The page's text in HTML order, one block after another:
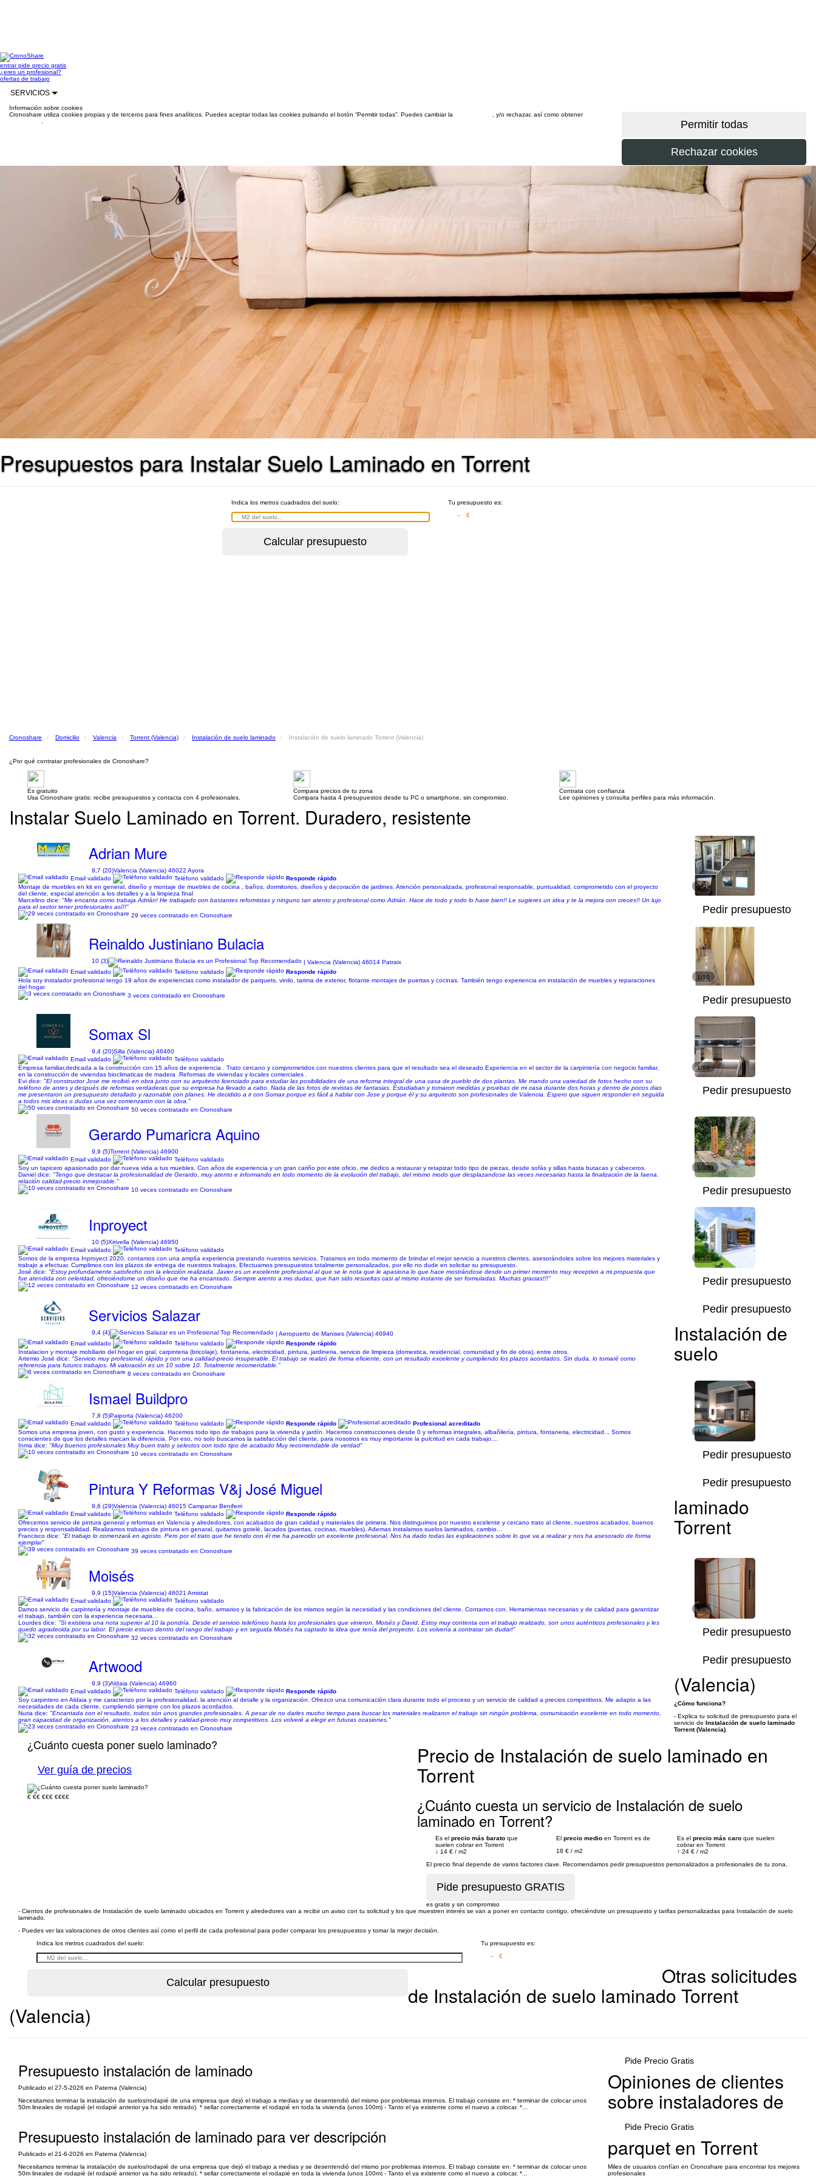
entrarpide precio gratis
¿eres un profesional?
ofertas de trabajo
SERVICIOS
Información sobre cookies
Cronoshare utiliza cookies propias y de terceros para fines analíticos. Puedes aceptar todas las cookies pulsando el botón “Permitir todas”. Puedes cambiar la
, y/o rechazar, así como obtener
Presupuestos para Instalar Suelo Laminado en Torrent
Indica los metros cuadrados del suelo:
Tu presupuesto es:
– €
Cronoshare Domicilio Valencia Torrent (Valencia) Instalación de suelo laminado Instalación de suelo laminado Torrent (Valencia)
¿Por qué contratar profesionales de Cronoshare?
Es gratuito
Usa Cronoshare gratis: recibe presupuestos y contacta con 4 profesionales.
Compara precios de tu zona
Compara hasta 4 presupuestos desde tu PC o smartphone, sin compromiso.
Contrata con confianza
Lee opiniones y consulta perfiles para más información.
Instalar Suelo Laminado en Torrent. Duradero, resistente
Adrian Mure
9,7 (20)Valencia (Valencia) 46022 Ayora
Email validado
Teléfono validado
Responde rápido
Montaje de muebles en kit en general, diseño y montaje de muebles de cocina , baños, dormitorios, diseños y decoración de jardines. Atención personalizada, profesional responsable, puntualidad, comprometido con el proyecto
del cliente, especial atención a los detalles y a la limpieza final
Marcelino dice: "Me encanta como trabaja Adrián! He trabajado con bastantes reformistas y ninguno tan atento y profesional como Adrián. Hace de todo y todo lo hace bien!! Le sugieres un idea y te la mejora con creces!! Un lujo
para el sector tener profesionales así!!"
29 veces contratado en Cronoshare
1/9
Pedir presupuesto
Reinaldo Justiniano Bulacia
10 (3)
| Valencia (Valencia) 46014 Patraix
Email validado
Teléfono validado
Responde rápido
Hola soy instalador profesional tengo 19 años de experiencias como instalador de parquets, vinilo, tarima de exterior, flotante montajes de puertas y cocinas. También tengo experiencia en instalación de muebles y reparaciones
del hogar
3 veces contratado en Cronoshare
1/10
Pedir presupuesto
Somax Sl
9,4 (20)Silla (Valencia) 46460
Email validado
Teléfono validado
Empresa familiar,dedicada a la construcción con 15 años de experiencia . Trato cercano y comprometidos con nuestros clientes para que el resultado sea el deseado.Experiencia en el sector de la carpintería con negocio familiar,
en la construcción de viviendas bioclimaticas de madera .Reformas de viviendas y locales comerciales .
Evi dice: "El constructor Jose me recibió en obra junto con su arquitecto licenciado para estudiar las posibilidades de una reforma integral de una casa de pueblo de dos plantas. Me mando una variedad de fotos hecho con su
teléfono de antes y después de reformas verdaderas que su empresa ha llevado a cabo. Nada de las fotos de revistas de fantasias. Estudiaban y tomaron medidas y pruebas de mi casa durante dos horas y dentro de pocos dias
me presentaron un presupuesto detallado y razonable con planes. He decidido a ir con Somax porque es fácil a hablar con Jose y porque él y su arquitecto son profesionales de Valencia. Espero que siguen responder en seguida
a todos mis ideas o dudas una vez comenzaron con la obra."
50 veces contratado en Cronoshare
1/99
Pedir presupuesto
Gerardo Pumaricra Aquino
9,9 (5)Torrent (Valencia) 46900
Email validado
Teléfono validado
Soy un tapicero apasionado por dar nueva vida a tus muebles. Con años de experiencia y un gran cariño por este oficio, me dedico a restaurar y retapizar todo tipo de piezas, desde sofás y sillas hasta butacas y cabeceros.
Daniel dice: "Tengo que destacar la profesionalidad de Gerardo, muy atento e informando en todo momento de la evolución del trabajo, del mismo modo que desplazandose las veces necesarias hasta la finalización de la faena.
relación calidad-precio inmejorable."
10 veces contratado en Cronoshare
1/100
Pedir presupuesto
Inproyect
10 (5)Xirivella (Valencia) 46950
Email validado
Teléfono validado
Somos de la empresa Inproyect 2020, contamos con una amplía experiencia prestando nuestros servicios. Tratamos en todo momento de brindar el mejor servicio a nuestros clientes, asesorándoles sobre los mejores materiales y
trabajo a efectuar. Cumplimos con los plazos de entrega de nuestros trabajos. Efectuamos presupuestos totalmente personalizados, por ello no dude en solicitar su presupuesto.
José dice: "Estoy profundamente satisfecho con la elección realizada. Javier es un excelente profesional al que se le nota que le apasiona lo que hace mostrándose desde un primer momento muy receptivo a mi propuesta que
fue atendida con celeridad, ofreciéndome un diseño que me ha encantado. Siempre atento a mis dudas, que han sido resueltas casi al mismo instante de ser formuladas. Muchas gracias!!!"
12 veces contratado en Cronoshare
1/10
Pedir presupuesto
Servicios Salazar
9,4 (4)
| Aeropuerto de Manises (Valencia) 46940
Email validado
Teléfono validado
Responde rápido
Instalacion y montaje mobiliario del hogar en gral, carpinteria (bricolaje), fontaneria, electricidad, pintura, jardineria, servicio de limpieza (domestica, residencial, comunidad y fin de obra), entre otros.
Artemio José dice: "Servicio muy profesional, rápido y con una calidad-precio insuperable. El trabajo se realizó de forma eficiente, con un resultado excelente y cumpliendo los plazos acordados. Sin duda, lo tomaré como
referencia para futuros trabajos. Mi valoración es un 10 sobre 10. Totalmente recomendable."
8 veces contratado en Cronoshare
Pedir presupuesto
Ismael Buildpro
7,8 (5)Paiporta (Valencia) 46200
Email validado
Teléfono validado Responde rápido
Profesional acreditado
Somos una empresa joven, con gusto y experiencia. Hacemos todo tipo de trabajos para la vivienda y jardín. Hacemos construcciones desde 0 y reformas integrales, albañilería, pintura, fontaneria, electricidad... Somos
conscientes de que los detalles marcan la diferencia. Por eso, no solo buscamos la satisfacción del cliente, para nosotros es muy importante la pulcritud en cada trabajo,...
Inma dice: "Muy buenos profesionales Muy buen trato y selectos con todo tipo de acabado Muy recomendable de verdad"
10 veces contratado en Cronoshare
1/4
Pedir presupuesto
Pintura Y Reformas V&j José Miguel
9,6 (29)Valencia (Valencia) 46015 Campanar Beniferri
Email validado
Teléfono validado
Responde rápido
Ofrecemos servicio de pintura general y reformas en Valencia y alrededores, con acabados de gran calidad y materiales de primera. Nos distinguimos por nuestro excelente y cercano trato al cliente, nuestros acabados, buenos
precios y responsabilidad. Realizamos trabajos de pintura en genaral, quitamos gotelé, lacados (puertas, cocinas, muebles). Ademas instalamos suelos laminados, cambio...
Francisco dice: "El trabajo lo comenzará en agosto. Pero por el trato que he tenido con él me ha parecido un excelente profesional. Nos ha dado todas las explicaciones sobre lo que va a realizar y nos ha asesorado de forma
ejemplar"
39 veces contratado en Cronoshare
Pedir presupuesto
Moisés
9,9 (15)Valencia (Valencia) 46021 Amistat
Email validado
Teléfono validado
Damos servicio de carpintería y montaje de muebles de cocina, baño, armarios y la fabricación de los mismos según la necesidad y las condiciones del cliente. Contamos con. Herramientas necesarias y de calidad para garantizar
el trabajo, también con la experiencia necesaria...
Lourdes dice: "Si existiera una nota superior al 10 la pondría. Desde el servicio telefónico hasta los profesionales que vinieron, Moisés y David. Estoy muy contenta con el trabajo realizado, son unos auténticos profesionales y les
quedo agradecida por su labor. El precio estuvo dentro del rango del trabajo y en seguida Moisés ha captado la idea que tenía del proyecto. Los volvería a contratar sin dudar!"
32 veces contratado en Cronoshare
1/6
Pedir presupuesto
Artwood
9,9 (3)Aldaia (Valencia) 46960
Email validado
Teléfono validado
Responde rápido
Soy carpintero en Aldaia y me caracterizo por la profesionalidad, la atención al detalle y la organización. Ofrezco una comunicación clara durante todo el proceso y un servicio de calidad a precios competitivos. Me adapto a las
necesidades de cada cliente, cumpliendo siempre con los plazos acordados.
Nuria dice: "Encantada con el resultado, todos són unos grandes profesionales. A pesar de no darles mucho tiempo para buscar los materiales realizaron el trabajo sin ningún problema, comunicación excelente en todo momento,
gran capacidad de organización, atentos a los detalles y calidad-precio muy competitivos. Los volveré a elegir en futuras ocasiones."
23 veces contratado en Cronoshare
Pedir presupuesto
¿Cuánto cuesta poner suelo laminado?
Ver guía de precios
€ €€ €€€ €€€€
Precio de Instalación de suelo laminado en
Torrent
¿Cuánto cuesta un servicio de Instalación de suelo
laminado en Torrent?
Es el precio más barato que
suelen cobrar en Torrent
↓ 14 € / m2
El precio medio en Torrent es de
18 € / m2
Es el precio más caro que suelen
cobrar en Torrent
↑ 24 € / m2
El precio final depende de varios factores clave. Recomendamos pedir presupuestos personalizados a profesionales de tu zona.
es gratis y sin compromiso
Instalación de
suelo
laminado
Torrent
(Valencia)
¿Cómo funciona?
- Explica tu solicitud de presupuesto para el
servicio de Instalación de suelo laminado
Torrent (Valencia)
- Cientos de profesionales de Instalación de suelo laminado ubicados en Torrent y alrededores van a recibir un aviso con tu solicitud y los que muestren interés se van a poner en contacto contigo, ofreciéndote un presupuesto y tarifas personalizadas para Instalación de suelo
laminado.
- Puedes ver las valoraciones de otros clientes así como el perfil de cada profesional para poder comparar los presupuestos y tomar la mejor decisión.
Indica los metros cuadrados del suelo:
Tu presupuesto es:
– €
Otras solicitudes
de Instalación de suelo laminado Torrent
(Valencia)
Presupuesto instalación de laminado
Publicado el 27-5-2026 en Paterna (Valencia)
Necesitamos terminar la instalación de suelos/rodapié de una empresa que dejó el trabajo a medias y se desentendió del mismo por problemas internos. El trabajo consiste en: * terminar de colocar unos
50m lineales de rodapié (el rodapié anterior ya ha sido retirado). * sellar correctamente el rodapié en toda la vivienda (unos 100m) - Tanto el ya existente como el nuevo a colocar. *...
Pide Precio Gratis
Presupuesto instalación de laminado para ver descripción
Publicado el 21-6-2026 en Paterna (Valencia)
Necesitamos terminar la instalación de suelos/rodapié de una empresa que dejó el trabajo a medias y se desentendió del mismo por problemas internos. El trabajo consiste en: * terminar de colocar unos
50m lineales de rodapié (el rodapié anterior ya ha sido retirado). * sellar correctamente el rodapié en toda la vivienda (unos 100m) - Tanto el ya existente como el nuevo a colocar. *...
Pide Precio Gratis
Opiniones de clientes
sobre instaladores de
parquet en Torrent
Miles de usuarios confían en Cronoshare para encontrar los mejores
profesionales